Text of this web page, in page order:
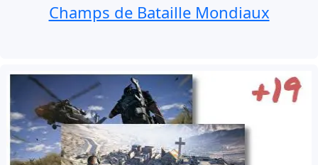
Champs de Bataille Mondiaux